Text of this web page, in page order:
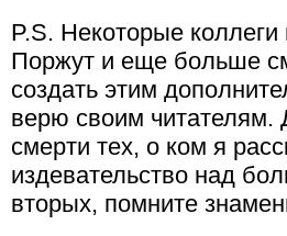
P.S. Некоторые
Поржут и еще больше
создать этим
верю своим читателям.
смерти тех, о ком я
издевательство над
вторых, помните